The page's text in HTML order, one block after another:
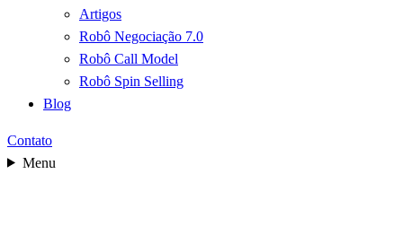
Artigos
Robô Negociação 7.0
Robô Call Model
Robô Spin Selling
Blog
Contato
Menu